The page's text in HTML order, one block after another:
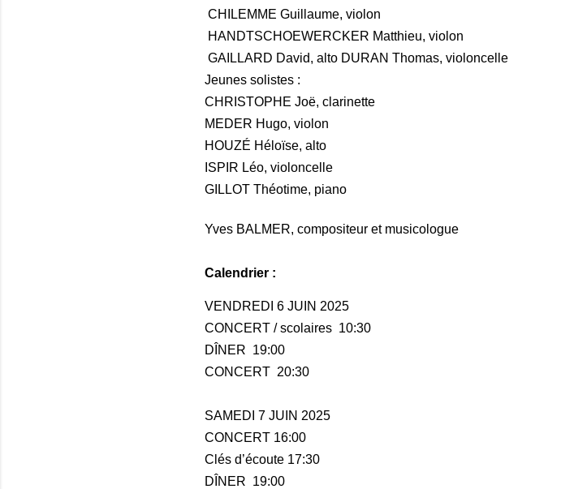
CHILEMME Guillaume, violon
HANDTSCHOEWERCKER Matthieu, violon
GAILLARD David, alto DURAN Thomas, violoncelle
Jeunes solistes :
CHRISTOPHE Joë, clarinette
MEDER Hugo, violon
HOUZÉ Héloïse, alto
ISPIR Léo, violoncelle
GILLOT Théotime, piano
Yves BALMER, compositeur et musicologue
Calendrier :
VENDREDI 6 JUIN 2025
CONCERT / scolaires 10:30
DÎNER 19:00
CONCERT 20:30
SAMEDI 7 JUIN 2025
CONCERT 16:00
Clés d’écoute 17:30
DÎNER 19:00